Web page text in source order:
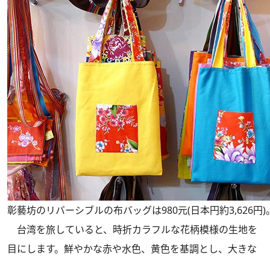
彰藝坊のリバーシブルの布バッグは980元(日本円約3,626円)
台湾を旅していると、時折カラフルな花柄模様の生地を
目にします。鮮やかな赤や水色、黄色を基調とし、大きな